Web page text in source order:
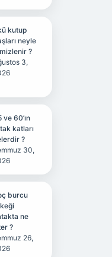
kutup
neyle
?
3,
ve 60’ın
katları
?
30,
burcu
ne
?
26,